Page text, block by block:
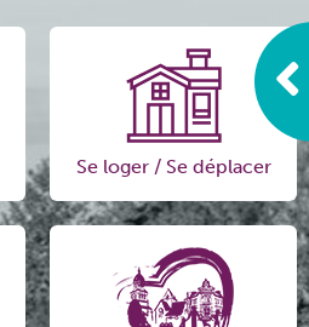
Se loger / Se déplacer